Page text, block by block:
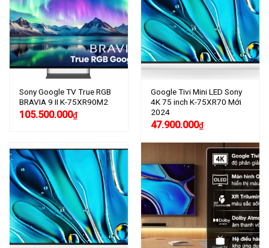
Sony Google TV True RGB
BRAVIA 9 II K-75XR90M2
105.500.000₫
Google Tivi Mini LED Sony
4K 75 inch K-75XR70 Mới
2024
47.900.000₫